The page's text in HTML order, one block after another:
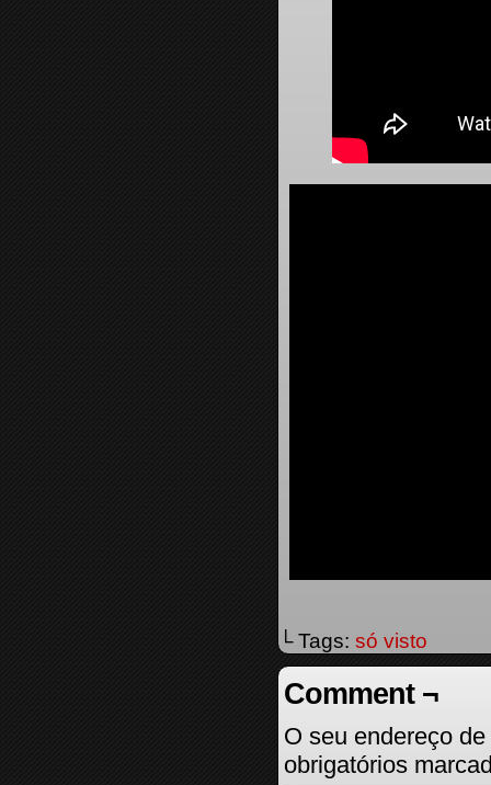
└ Tags: só visto
Comment ¬
O seu endereço
obrigatórios